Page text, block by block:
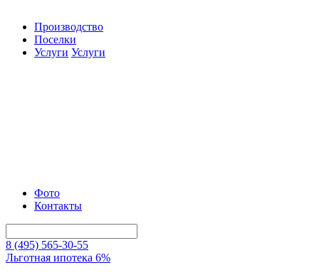
Производство
Поселки
Услуги Услуги
Фото
Контакты
8 (495) 565-30-55
Льготная ипотека 6%